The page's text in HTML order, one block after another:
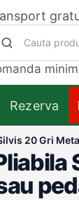
Rezerva
20 Gri